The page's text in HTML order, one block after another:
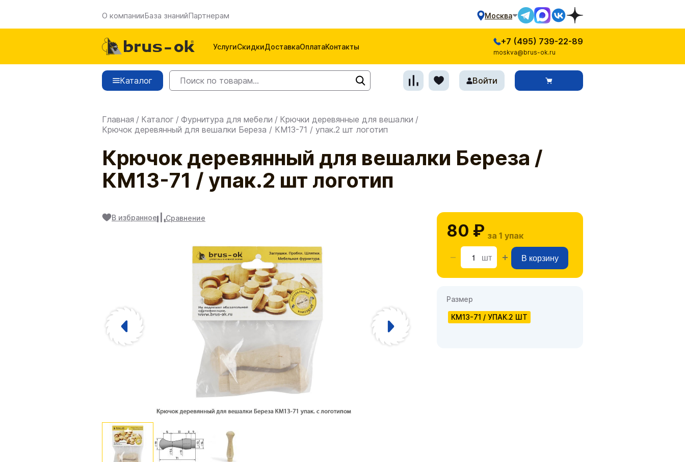
О компанииБаза знанийПартнерам Москва
УслугиСкидкиДоставкаОплатаКонтакты
+7 (495) 739-22-89
moskva@brus-ok.ru
Каталог Войти
Главная / Каталог / Фурнитура для мебели / Крючки деревянные для вешалки /
Крючок деревянный для вешалки Береза / КМ13-71 / упак.2 шт логотип
Крючок деревянный для вешалки Береза /
КМ13-71 / упак.2 шт логотип
В избранное Сравнение
80 ₽ за 1 упак
шт В корзину
Размер
КМ13-71 / УПАК.2 ШТ